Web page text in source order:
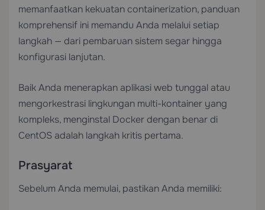
memanfaatkan kekuatan containerization, panduan
komprehensif ini memandu Anda melalui setiap
langkah — dari pembaruan sistem segar hingga
konfigurasi lanjutan.
Baik Anda menerapkan aplikasi web tunggal atau
mengorkestrasi lingkungan multi-kontainer yang
kompleks, menginstal Docker dengan benar di
CentOS adalah langkah kritis pertama.
Prasyarat
Sebelum Anda memulai, pastikan Anda memiliki: